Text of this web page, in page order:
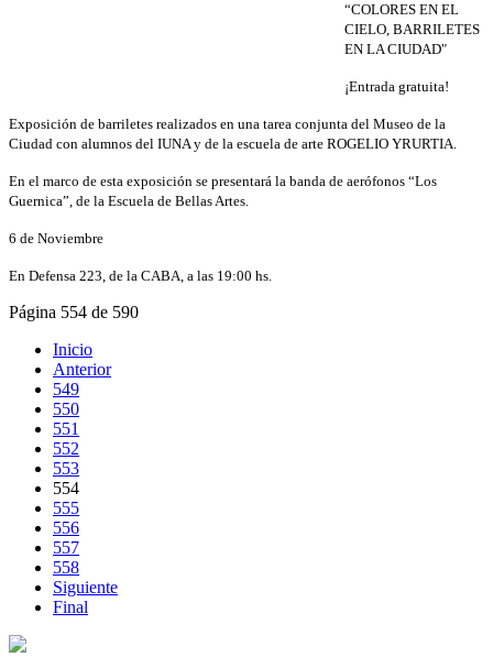
“COLORES EN EL
CIELO, BARRILETES
EN LA CIUDAD"
¡Entrada gratuita!
Exposición de barriletes realizados en una tarea conjunta del Museo de la
Ciudad con alumnos del IUNA y de la escuela de arte ROGELIO YRURTIA.
En el marco de esta exposición se presentará la banda de aerófonos “Los
Guernica”, de la Escuela de Bellas Artes.
6 de Noviembre
En Defensa 223, de la CABA, a las 19:00 hs.
Página 554 de 590
Inicio
Anterior
549
550
551
552
553
554
555
556
557
558
Siguiente
Final